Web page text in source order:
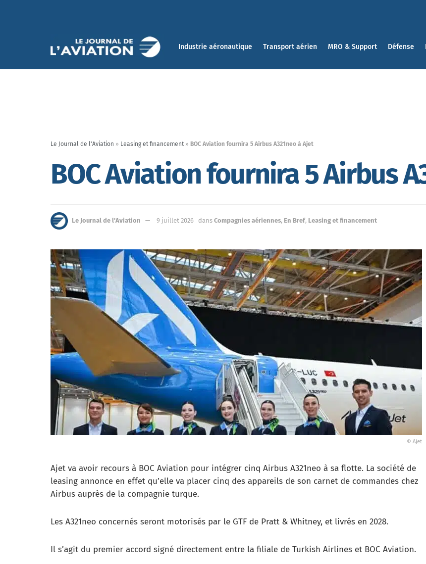
Industrie aéronautique Transport aérien MRO & Support Défense
Le Journal de l'Aviation » Leasing et financement » BOC Aviation fournira 5 Airbus A321neo à Ajet
BOC Aviation fournira 5 Airbus
Le Journal de l'Aviation 9 juillet 2026 dans Compagnies aériennes, En Bref, Leasing et financement
© Ajet
Ajet va avoir recours à BOC Aviation pour intégrer cinq Airbus A321neo à sa flotte. La société de
leasing annonce en effet qu’elle va placer cinq des appareils de son carnet de commandes chez
Airbus auprès de la compagnie turque.
Les A321neo concernés seront motorisés par le GTF de Pratt & Whitney, et livrés en 2028.
Il s’agit du premier accord signé directement entre la filiale de Turkish Airlines et BOC Aviation.